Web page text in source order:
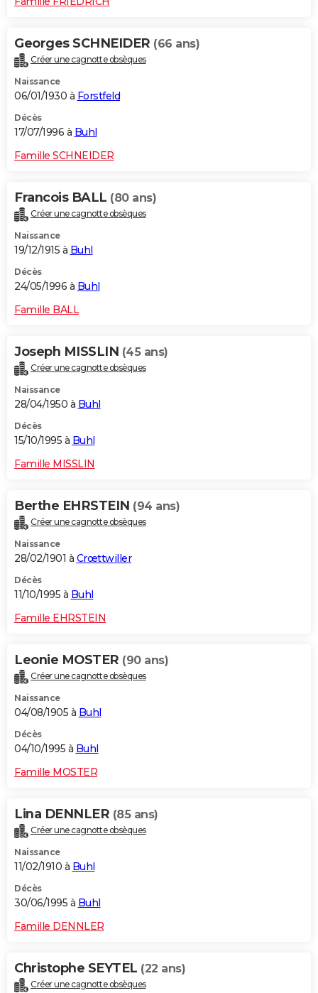
Georges SCHNEIDER (66 ans)
Créer une cagnotte obsèques
Naissance
06/01/1930 à Forstfeld
Décès
17/07/1996 à Buhl
Famille SCHNEIDER
Francois BALL (80 ans)
Créer une cagnotte obsèques
Naissance
19/12/1915 à Buhl
Décès
24/05/1996 à Buhl
Famille BALL
Joseph MISSLIN (45 ans)
Créer une cagnotte obsèques
Naissance
28/04/1950 à Buhl
Décès
15/10/1995 à Buhl
Famille MISSLIN
Berthe EHRSTEIN (94 ans)
Créer une cagnotte obsèques
Naissance
28/02/1901 à Crœttwiller
Décès
11/10/1995 à Buhl
Famille EHRSTEIN
Leonie MOSTER (90 ans)
Créer une cagnotte obsèques
Naissance
04/08/1905 à Buhl
Décès
04/10/1995 à Buhl
Famille MOSTER
Lina DENNLER (85 ans)
Créer une cagnotte obsèques
Naissance
11/02/1910 à Buhl
Décès
30/06/1995 à Buhl
Famille DENNLER
Christophe SEYTEL (22 ans)
Créer une cagnotte obsèques